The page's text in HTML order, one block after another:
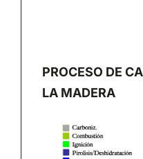
PROCESO DE
LA MADERA